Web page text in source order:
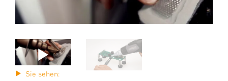
Sie sehen: